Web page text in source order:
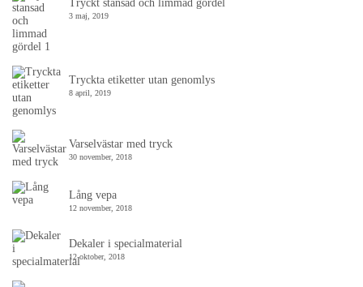
Tryckt stansad och limmad gördel
3 maj, 2019
Tryckta etiketter utan genomlys
8 april, 2019
Varselvästar med tryck
30 november, 2018
Lång vepa
12 november, 2018
Dekaler i specialmaterial
12 oktober, 2018